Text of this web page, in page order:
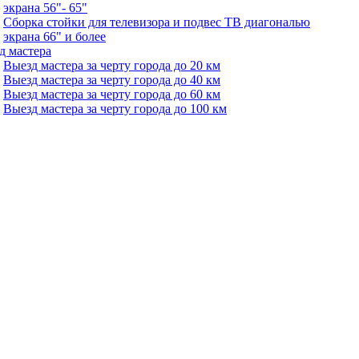
экрана 56"- 65"
Сборка стойки для телевизора и подвес ТВ диагональю
экрана 66" и более
мастера
Выезд мастера за черту города до 20 км
Выезд мастера за черту города до 40 км
Выезд мастера за черту города до 60 км
Выезд мастера за черту города до 100 км